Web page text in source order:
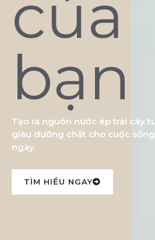
của
bạn
Tạo ra nguồn nước ép trái cây
giàu dưỡng chất cho cuộc
ngày.
TÌM HIỂU NGAY